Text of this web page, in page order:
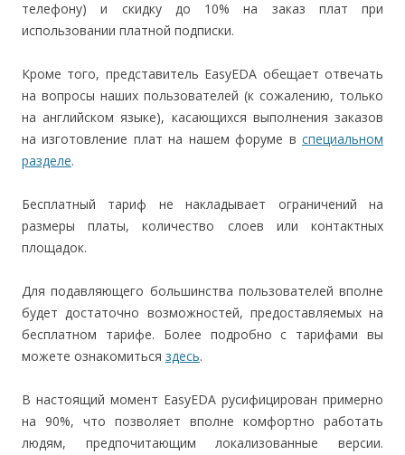
телефону) и скидку до 10% на заказ плат при
использовании платной подписки.
Кроме того, представитель EasyEDA обещает отвечать
на вопросы наших пользователей (к сожалению, только
на английском языке), касающихся выполнения заказов
на изготовление плат на нашем форуме в специальном
разделе.
Бесплатный тариф не накладывает ограничений на
размеры платы, количество слоев или контактных
площадок.
Для подавляющего большинства пользователей вполне
будет достаточно возможностей, предоставляемых на
бесплатном тарифе. Более подробно с тарифами вы
можете ознакомиться здесь.
В настоящий момент EasyEDA русифицирован примерно
на 90%, что позволяет вполне комфортно работать
людям, предпочитающим локализованные версии.